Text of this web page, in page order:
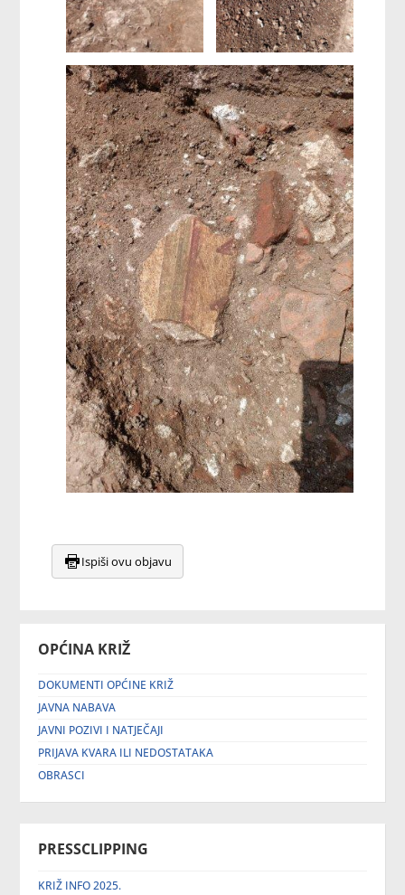
OPĆINA KRIŽ
DOKUMENTI OPĆINE KRIŽ
JAVNA NABAVA
JAVNI POZIVI I NATJEČAJI
PRIJAVA KVARA ILI NEDOSTATAKA
OBRASCI
PRESSCLIPPING
KRIŽ INFO 2025.
Ispiši ovu objavu